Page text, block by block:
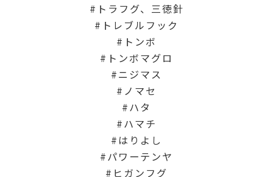
トラフグ、三徳針
トレブルフック
トンボ
トンボマグロ
ニジマス
ノマセ
ハタ
ハマチ
はりよし
パワーテンヤ
ヒガンフグ